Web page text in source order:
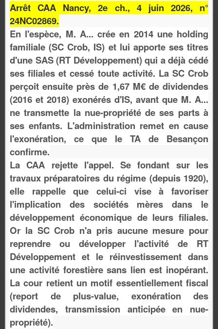
Arrêt CAA Nancy, 2e ch., 4 juin 2026, n°
24NC02869.
En l'espèce, M. A... crée en 2014 une holding
familiale (SC Crob, IS) et lui apporte ses titres
d'une SAS (RT Développement) qui a déjà cédé
ses filiales et cessé toute activité. La SC Crob
perçoit ensuite près de 1,67 M€ de dividendes
(2016 et 2018) exonérés d'IS, avant que M. A...
ne transmette la nue-propriété de ses parts à
ses enfants. L'administration remet en cause
l'exonération, ce que le TA de Besançon
confirme.
La CAA rejette l'appel. Se fondant sur les
travaux préparatoires du régime (depuis 1920),
elle rappelle que celui-ci vise à favoriser
l'implication des sociétés mères dans le
développement économique de leurs filiales.
Or la SC Crob n'a pris aucune mesure pour
reprendre ou développer l'activité de RT
Développement et le réinvestissement dans
une activité forestière sans lien est inopérant.
La cour retient un motif essentiellement fiscal
(report de plus-value, exonération des
dividendes, transmission anticipée en nue-
propriété).